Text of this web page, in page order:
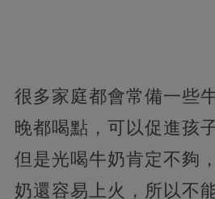
很多家庭都會常備一些
晚都喝點，可以促進孩
但是光喝牛奶肯定不夠
奶還容易上火，所以不